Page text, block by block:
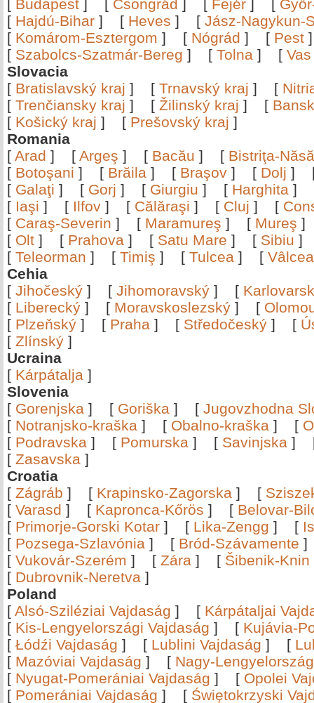
[ Budapest ] [ Csongrád ] [ Fejér ] [
[ Hajdú-Bihar ] [ Heves ] [ Jász-Nagykun-
[ Komárom-Esztergom ] [ Nógrád ] [ Pest
[ Szabolcs-Szatmár-Bereg ] [ Tolna ] [ Vas
Slovacia
[ Bratislavský kraj ] [ Trnavský kraj ] [
[ Trenčiansky kraj ] [ Žilinský kraj ] [
[ Košický kraj ] [ Prešovský kraj ]
Romania
[ Arad ] [ Argeş ] [ Bacău ] [ Bistriţa-
[ Botoşani ] [ Brăila ] [ Braşov ] [ Dolj ]
[ Galaţi ] [ Gorj ] [ Giurgiu ] [ Harghita ]
[ Iaşi ] [ Ilfov ] [ Călăraşi ] [ Cluj ] [
[ Caraş-Severin ] [ Maramureş ] [ Mureş
[ Olt ] [ Prahova ] [ Satu Mare ] [ Sibiu
[ Teleorman ] [ Timiş ] [ Tulcea ] [
Cehia
[ Jihočeský ] [ Jihomoravský ] [
[ Liberecký ] [ Moravskoslezský ] [
[ Plzeňský ] [ Praha ] [ Středočeský ] [
[ Zlínský ]
Ucraina
[ Kárpátalja ]
Slovenia
[ Gorenjska ] [ Goriška ] [ Jugovzhodna
[ Notranjsko-kraška ] [ Obalno-kraška ] [
[ Podravska ] [ Pomurska ] [ Savinjska ]
[ Zasavska ]
Croatia
[ Zágráb ] [ Krapinsko-Zagorska ] [
[ Varasd ] [ Kapronca-Kőrös ] [ Belovar-
[ Primorje-Gorski Kotar ] [ Lika-Zengg ] [
[ Pozsega-Szlavónia ] [ Bród-Szávamente
[ Vukovár-Szerém ] [ Zára ] [ Šibenik-Knin
[ Dubrovnik-Neretva ]
Poland
[ Alsó-Sziléziai Vajdaság ] [ Kárpátaljai
[ Kis-Lengyelországi Vajdaság ] [ Kujávia-
[ Łódźi Vajdaság ] [ Lublini Vajdaság ] [
[ Mazóviai Vajdaság ] [ Nagy-
[ Nyugat-Pomerániai Vajdaság ] [ Opolei
[ Pomerániai Vajdaság ] [ Świętokrzyski